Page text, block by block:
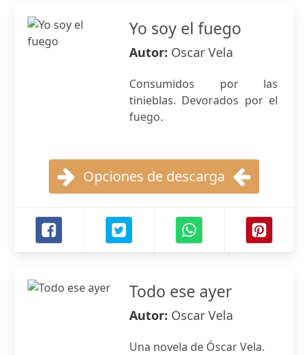
Yo soy el fuego
Autor: Oscar Vela
Consumidos por las
tinieblas. Devorados por el
fuego.
Opciones de descarga
Todo ese ayer
Autor: Oscar Vela
Una novela de Óscar Vela.